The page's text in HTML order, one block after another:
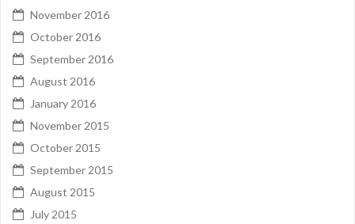
November 2016
October 2016
September 2016
August 2016
January 2016
November 2015
October 2015
September 2015
August 2015
July 2015